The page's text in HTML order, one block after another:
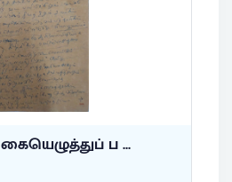
ப ...